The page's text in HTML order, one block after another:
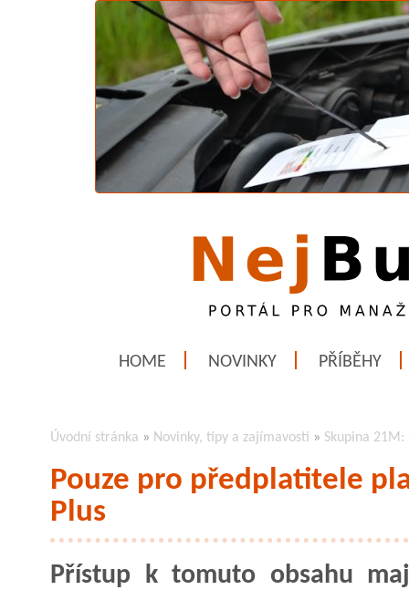
HOME NOVINKY PŘÍBĚHY
Úvodní stránka » Novinky, tipy a zajímavosti » Skupina
Pouze pro předplatitele
Plus
Přístup k tomuto obsahu